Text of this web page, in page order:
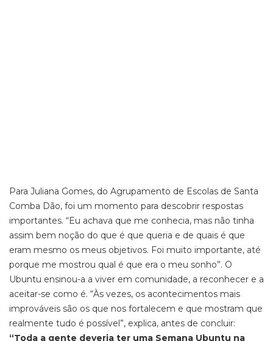
Para Juliana Gomes, do Agrupamento de Escolas de Santa
Comba Dão, foi um momento para descobrir respostas
importantes. “Eu achava que me conhecia, mas não tinha
assim bem noção do que é que queria e de quais é que
eram mesmo os meus objetivos. Foi muito importante, até
porque me mostrou qual é que era o meu sonho”. O
Ubuntu ensinou-a a viver em comunidade, a reconhecer e a
aceitar-se como é. “Às vezes, os acontecimentos mais
improváveis são os que nos fortalecem e que mostram que
realmente tudo é possível”, explica, antes de concluir:
“Toda a gente deveria ter uma Semana Ubuntu na